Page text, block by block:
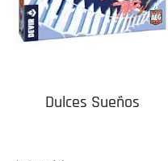
Dulces Sueños